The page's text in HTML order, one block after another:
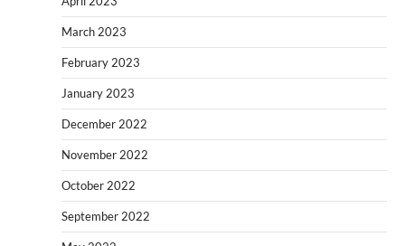
March 2023
February 2023
January 2023
December 2022
November 2022
October 2022
September 2022